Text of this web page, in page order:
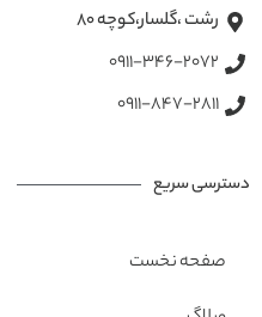
رشت ،گلسار،کوچه ۸۰
0911-346-2072
0911-847-2811
دسترسی سریع
صفحه نخست